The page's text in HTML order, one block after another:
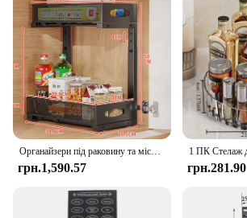
Органайзери під раковину та місце для зберігання, регульований 2-ярусний металевий висувний шафа-органайзер для ванної кімнати, кухні, комори
грн.1,590.57 грн.281.90